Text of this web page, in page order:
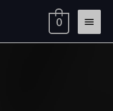
Menú
0